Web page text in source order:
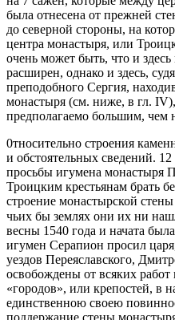
была отнесена от прежней
до северной стороны, на
центра монастыря, или
очень может быть, что и
расширен, однако и здесь,
преподобного Сергия,
монастыря (см. ниже, в гл.
предполагаемо большим, чем
0тносительно строения
и обстоятельных сведений.
просьбы игумена монастыря
Троицким крестьянам брать
строение монастырской
чьих бы землях они их ни
весны 1540 года и начата
игумен Серапион просил
уездов Переяславского,
освобождены от всяких
«городов», или крепостей, в
единственною своею
поддержание стены